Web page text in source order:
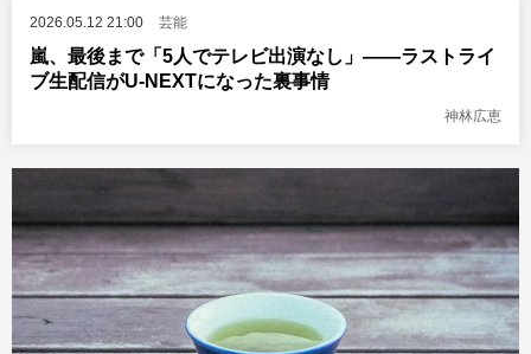
2026.05.12 21:00 芸能
嵐、最後まで「5人でテレビ出演なし」――ラストライ
ブ生配信がU-NEXTになった裏事情
神林広恵